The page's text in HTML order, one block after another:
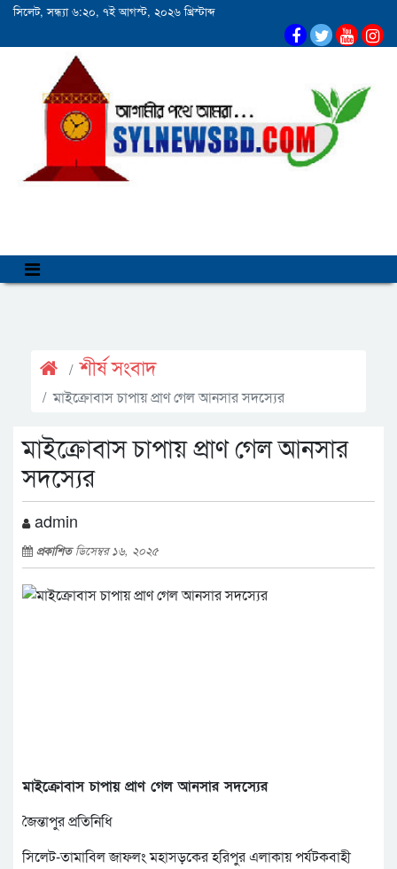
সিলেট, সন্ধ্যা ৬:২০, ৭ই আগস্ট, ২০২৬ খ্রিস্টাব্দ
শীর্ষ সংবাদ
মাইক্রোবাস চাপায় প্রাণ গেল আনসার সদস্যের
মাইক্রোবাস চাপায় প্রাণ গেল আনসার
সদস্যের
admin
প্রকাশিতডিসেম্বর ১৬, ২০২৫
মাইক্রোবাস চাপায় প্রাণ গেল আনসার সদস্যের
জৈন্তাপুর প্রতিনিধি
সিলেট-তামাবিল জাফলং মহাসড়কের হরিপুর এলাকায় পর্যটকবাহী